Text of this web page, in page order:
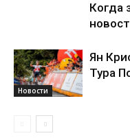
Когда
Новости
Ян
Тура